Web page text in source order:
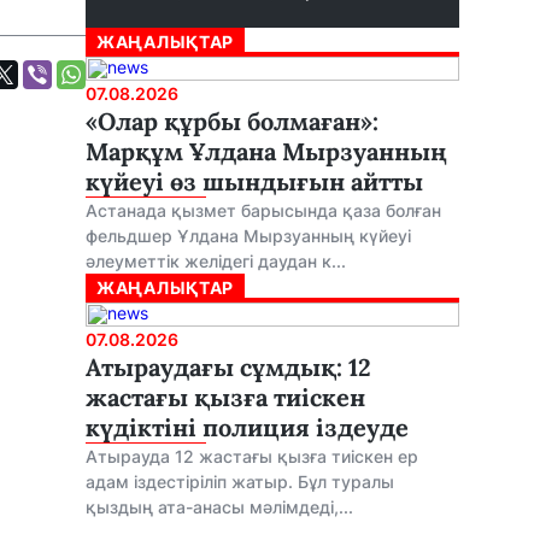
ЖАҢАЛЫҚТАР
07.08.2026
«Олар құрбы болмаған»:
Марқұм Ұлдана Мырзуанның
күйеуі өз шындығын айтты
Астанада қызмет барысында қаза болған
фельдшер Ұлдана Мырзуанның күйеуі
әлеуметтік желідегі даудан к...
ЖАҢАЛЫҚТАР
07.08.2026
Атыраудағы сұмдық: 12
жастағы қызға тиіскен
күдіктіні полиция іздеуде
Атырауда 12 жастағы қызға тиіскен ер
адам іздестіріліп жатыр. Бұл туралы
қыздың ата-анасы мәлімдеді,...